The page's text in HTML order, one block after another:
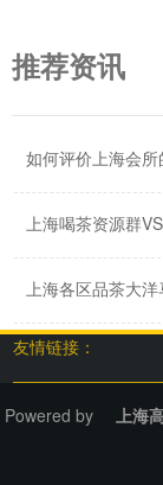
推荐资讯
友情链接：
Powered by 上海